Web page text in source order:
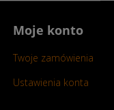
Moje konto
Twoje zamówienia
Ustawienia konta